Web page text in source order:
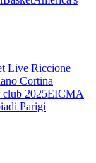
Live Riccione
Cortina
club 2025EICMA
Parigi